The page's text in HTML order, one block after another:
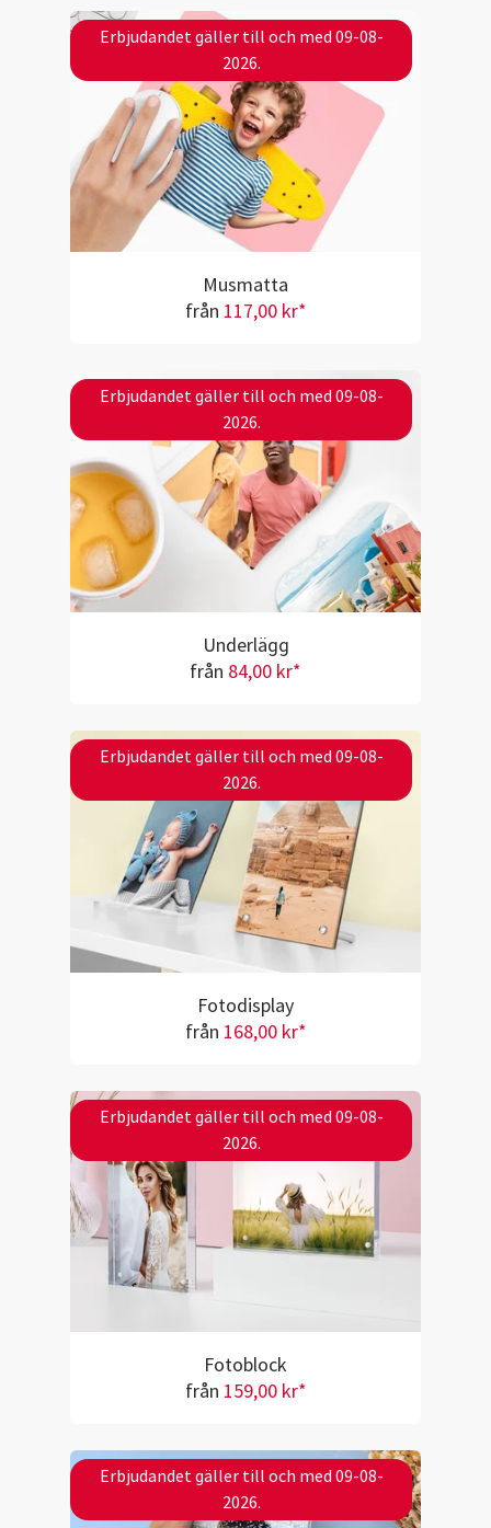
Erbjudandet gäller till och med 09-08-
2026.
Musmatta
från 117,00 kr*
Erbjudandet gäller till och med 09-08-
2026.
Underlägg
från 84,00 kr*
Erbjudandet gäller till och med 09-08-
2026.
Fotodisplay
från 168,00 kr*
Erbjudandet gäller till och med 09-08-
2026.
Fotoblock
från 159,00 kr*
Erbjudandet gäller till och med 09-08-
2026.